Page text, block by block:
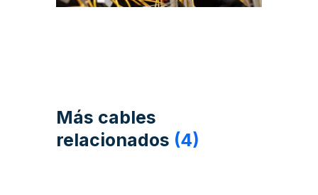
Más cables
relacionados (4)